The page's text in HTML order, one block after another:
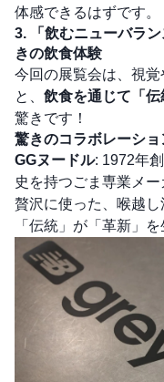
体感できるはずです。
3. 「飲むニューバラ
きの飲食体験
今回の展覧会は、視
と、 飲食を通じて「
驚きです！
驚きのコラボレーシ
GGヌードル: 1972年
史を持つごま専業メ
贅沢に使った、喉越し
「伝統」が「革新」